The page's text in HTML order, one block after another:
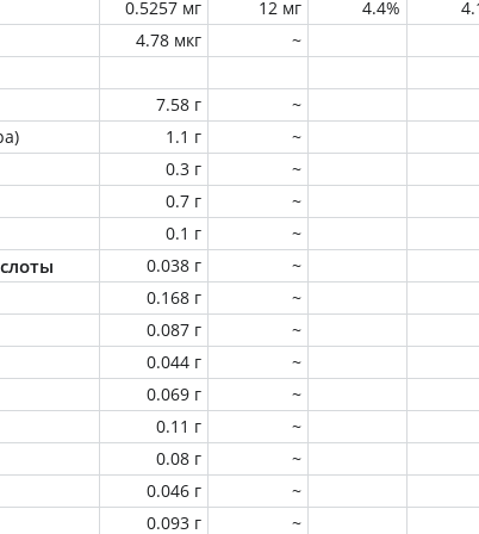
0.5257 мг 12 мг 4.4%
4.78 мкг ~
7.58 г
~
1.1 г
~
0.3 г
~
0.7 г
~
0.1 г ~
0.038 г
~
0.168 г
~
0.087 г
~
0.044 г
~
0.069 г
~
0.11 г
~
0.08 г
~
0.046 г
~
0.093 г ~